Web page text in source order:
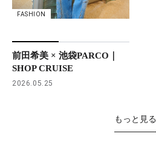
FASHION
前田希美 × 池袋PARCO｜
SHOP CRUISE
2026.05.25
もっと見る